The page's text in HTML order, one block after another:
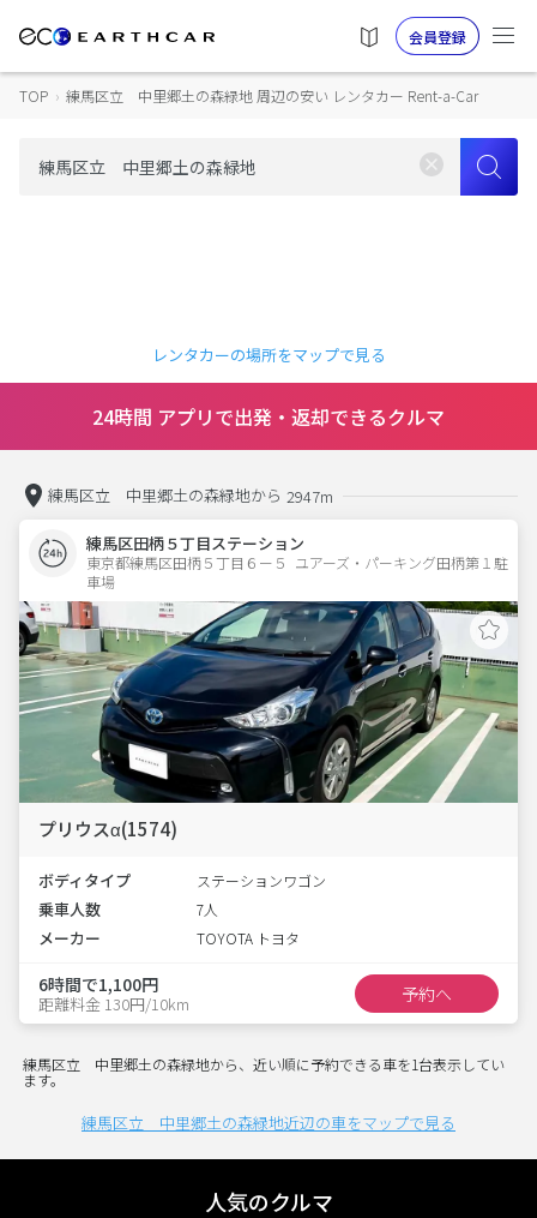
会員登録
TOP › 練馬区立 中里郷土の森緑地 周辺の安い レンタカー Rent-a-Car
レンタカーの場所をマップで見る
24時間 アプリで出発・返却できるクルマ
練馬区立 中里郷土の森緑地から 2947m
練馬区田柄５丁目ステーション
東京都練馬区田柄５丁目６ー５  ユアーズ・パーキング田柄第１駐
車場
プリウスα(1574)
ボディタイプ ステーションワゴン
乗車人数 7人
メーカー TOYOTA トヨタ
6時間で1,100円
距離料金 130円/10km 予約へ
練馬区立 中里郷土の森緑地から、近い順に予約できる車を1台表示してい
ます。
練馬区立 中里郷土の森緑地近辺の車をマップで見る
人気のクルマ